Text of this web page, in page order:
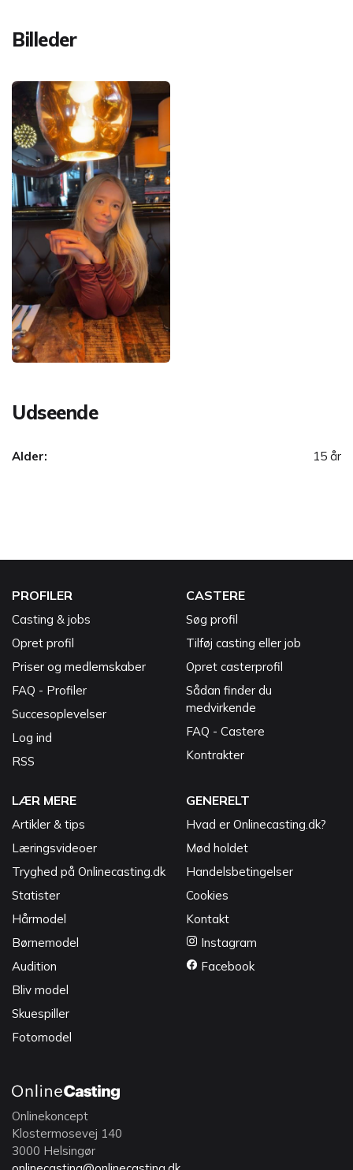
Billeder
Udseende
Alder: 15 år
PROFILER
Casting & jobs
Opret profil
Priser og medlemskaber
FAQ - Profiler
Succesoplevelser
Log ind
RSS
CASTERE
Søg profil
Tilføj casting eller job
Opret casterprofil
Sådan finder du
medvirkende
FAQ - Castere
Kontrakter
LÆR MERE
Artikler & tips
Læringsvideoer
Tryghed på Onlinecasting.dk
Statister
Hårmodel
Børnemodel
Audition
Bliv model
Skuespiller
Fotomodel
GENERELT
Hvad er Onlinecasting.dk?
Mød holdet
Handelsbetingelser
Cookies
Kontakt
Instagram
Facebook
Onlinekoncept
Klostermosevej 140
3000 Helsingør